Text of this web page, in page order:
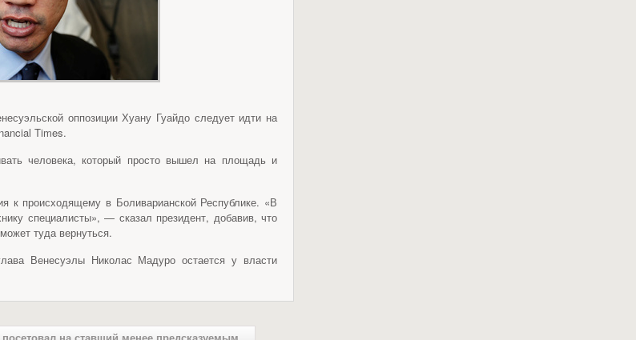
оппозиции Хуану Гуайдо следует идти на
Times.
человека, который просто вышел на площадь и
к происходящему в Боливарианской Республике. «В
специалисты», — сказал президент, добавив, что
туда вернуться.
Венесуэлы Николас Мадуро остается у власти